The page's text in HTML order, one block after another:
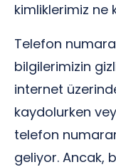
kimliklerimiz ne
Telefon
bilgilerimizin
internet
kaydolurken
telefon
geliyor. Ancak,